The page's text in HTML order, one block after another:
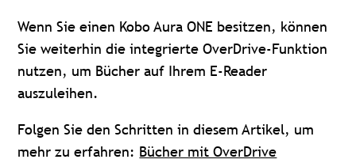
Wenn Sie einen Kobo Aura ONE besitzen, können
Sie weiterhin die integrierte OverDrive-Funktion
nutzen, um Bücher auf Ihrem E-Reader
auszuleihen.
Folgen Sie den Schritten in diesem Artikel, um
mehr zu erfahren: Bücher mit OverDrive